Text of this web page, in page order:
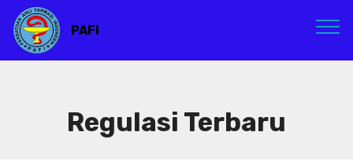
PAFI
Regulasi Terbaru